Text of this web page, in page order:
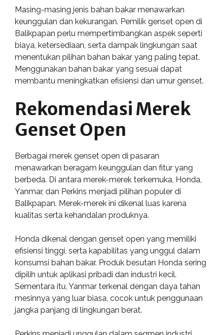
Masing-masing jenis bahan bakar menawarkan
keunggulan dan kekurangan. Pemilik genset open di
Balikpapan perlu mempertimbangkan aspek seperti
biaya, ketersediaan, serta dampak lingkungan saat
menentukan pilihan bahan bakar yang paling tepat.
Menggunakan bahan bakar yang sesuai dapat
membantu meningkatkan efisiensi dan umur genset.
Rekomendasi Merek
Genset Open
Berbagai merek genset open di pasaran
menawarkan beragam keunggulan dan fitur yang
berbeda. Di antara merek-merek terkemuka, Honda,
Yanmar, dan Perkins menjadi pilihan populer di
Balikpapan. Merek-merek ini dikenal luas karena
kualitas serta kehandalan produknya.
Honda dikenal dengan genset open yang memiliki
efisiensi tinggi, serta kapabilitas yang unggul dalam
konsumsi bahan bakar. Produk besutan Honda sering
dipilih untuk aplikasi pribadi dan industri kecil.
Sementara itu, Yanmar terkenal dengan daya tahan
mesinnya yang luar biasa, cocok untuk penggunaan
jangka panjang di lingkungan berat.